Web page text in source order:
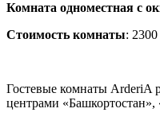
Комната одноместная с
Стоимость комнаты: 2300
Гостевые комнаты ArderiA
центрами